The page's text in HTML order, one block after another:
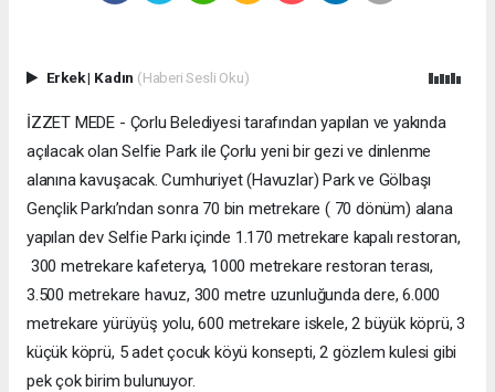
Erkek| Kadın (Haberi Sesli Oku)
İZZET MEDE - Çorlu Belediyesi tarafından yapılan ve yakında
açılacak olan Selfie Park ile Çorlu yeni bir gezi ve dinlenme
alanına kavuşacak. Cumhuriyet (Havuzlar) Park ve Gölbaşı
Gençlik Parkı’ndan sonra 70 bin metrekare ( 70 dönüm) alana
yapılan dev Selfie Parkı içinde 1.170 metrekare kapalı restoran,
300 metrekare kafeterya, 1000 metrekare restoran terası,
3.500 metrekare havuz, 300 metre uzunluğunda dere, 6.000
metrekare yürüyüş yolu, 600 metrekare iskele, 2 büyük köprü, 3
küçük köprü, 5 adet çocuk köyü konsepti, 2 gözlem kulesi gibi
pek çok birim bulunuyor.